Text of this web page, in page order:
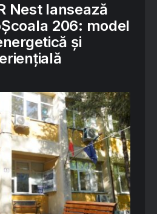
Nest lansează
206: model
și